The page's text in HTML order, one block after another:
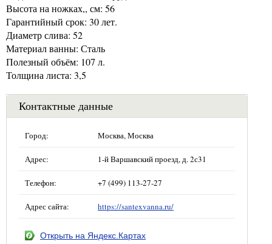
Высота на ножках,, см: 56
Гарантийный срок: 30 лет.
Диаметр слива: 52
Материал ванны: Сталь
Полезный объём: 107 л.
Толщина листа: 3,5
Контактные данные
Город: Москва, Москва
Адрес: 1-й Варшавский проезд, д. 2с31
Телефон: +7 (499) 113-27-27
Адрес сайта: https://santexvanna.ru/
Открыть на Яндекс.Картах